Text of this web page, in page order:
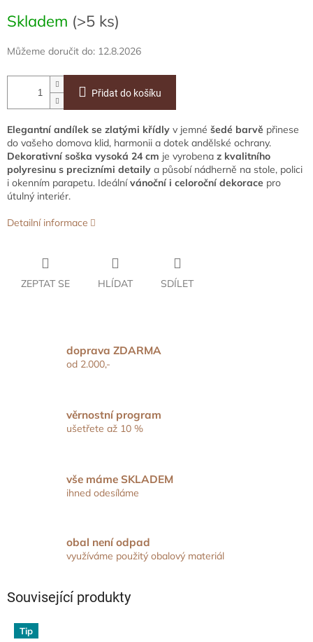
cena:
Skladem (>5 ks)
Můžeme doručit do: 12.8.2026
Přidat do košíku
Elegantní andílek se zlatými křídly v jemné šedé barvě přinese
do vašeho domova klid, harmonii a dotek andělské ochrany.
Dekorativní soška vysoká 24 cm je vyrobena z kvalitního
polyresinu s precizními detaily a působí nádherně na stole, polici
i okenním parapetu. Ideálnívánoční i celoroční dekorace pro
útulný interiér.
Detailní informace
ZEPTAT SE HLÍDAT SDÍLET
doprava ZDARMA
od 2.000,-
věrnostní program
ušetřete až 10 %
vše máme SKLADEM
ihned odesíláme
obal není odpad
využíváme použitý obalový materiál
Související produkty
Tip